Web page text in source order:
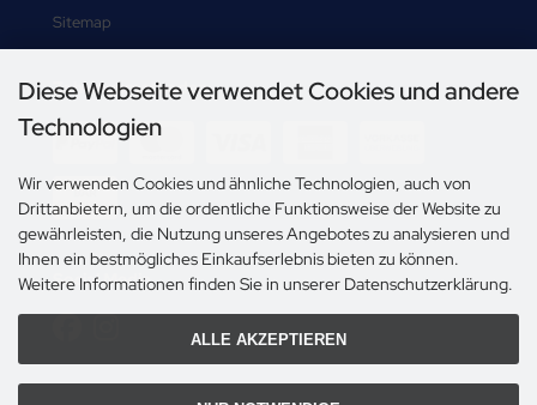
Sitemap
Zahlungsmethoden
Social Media
Diese Webseite verwendet Cookies und andere
Technologien
Wir verwenden Cookies und ähnliche Technologien, auch von
Drittanbietern, um die ordentliche Funktionsweise der Website zu
gewährleisten, die Nutzung unseres Angebotes zu analysieren und
Ihnen ein bestmögliches Einkaufserlebnis bieten zu können.
Weitere Informationen finden Sie in unserer Datenschutzerklärung.
ALLE AKZEPTIEREN